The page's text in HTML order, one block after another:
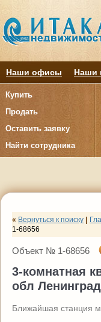
Наши офисы Наши
Купить
Продать
Оставить заявку
Найти сотрудника
« Вернуться к поиску
1-68656
Объект № 1-68656
3-комнатная
обл
Ближайшая станция